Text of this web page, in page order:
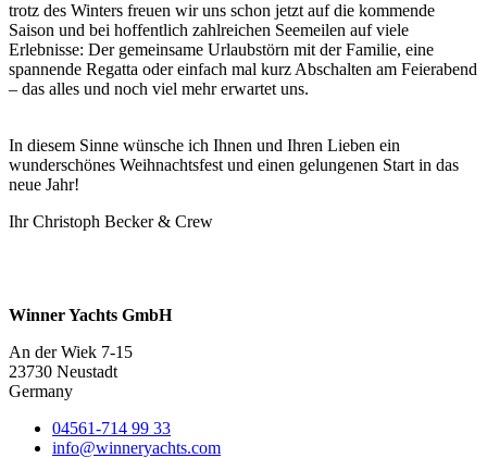
trotz des Winters freuen wir uns schon jetzt auf die kommende
Saison und bei hoffentlich zahlreichen Seemeilen auf viele
Erlebnisse: Der gemeinsame Urlaubstörn mit der Familie, eine
spannende Regatta oder einfach mal kurz Abschalten am Feierabend
– das alles und noch viel mehr erwartet uns.
In diesem Sinne wünsche ich Ihnen und Ihren Lieben ein
wunderschönes Weihnachtsfest und einen gelungenen Start in das
neue Jahr!
Ihr Christoph Becker & Crew
Winner Yachts GmbH
An der Wiek 7-15
23730 Neustadt
Germany
04561-714 99 33
info@winneryachts.com